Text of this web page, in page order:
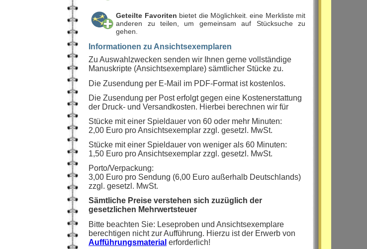
Geteilte Favoriten bietet die Möglichkeit. eine Merkliste mit
anderen zu teilen, um gemeinsam auf Stücksuche zu
gehen.
Informationen zu Ansichtsexemplaren
Zu Auswahlzwecken senden wir Ihnen gerne vollständige
Manuskripte (Ansichtsexemplare) sämtlicher Stücke zu.
Die Zusendung per E-Mail im PDF-Format ist kostenlos.
Die Zusendung per Post erfolgt gegen eine Kostenerstattung
der Druck- und Versandkosten. Hierbei berechnen wir für
Stücke mit einer Spieldauer von 60 oder mehr Minuten:
2,00 Euro pro Ansichtsexemplar zzgl. gesetzl. MwSt.
Stücke mit einer Spieldauer von weniger als 60 Minuten:
1,50 Euro pro Ansichtsexemplar zzgl. gesetzl. MwSt.
Porto/Verpackung:
3,00 Euro pro Sendung (6,00 Euro außerhalb Deutschlands)
zzgl. gesetzl. MwSt.
Sämtliche Preise verstehen sich zuzüglich der
gesetzlichen Mehrwertsteuer
Bitte beachten Sie: Leseproben und Ansichtsexemplare
berechtigen nicht zur Aufführung. Hierzu ist der Erwerb von
Aufführungsmaterial erforderlich!